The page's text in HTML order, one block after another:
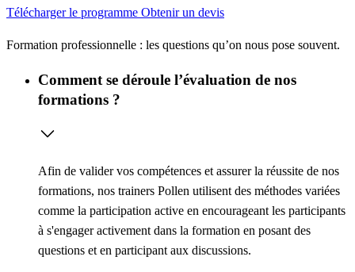
Télécharger le programme Obtenir un devis
Formation professionnelle : les questions qu’on nous pose souvent.
Comment se déroule l’évaluation de nos
formations ?
Afin de valider vos compétences et assurer la réussite de nos
formations, nos trainers Pollen utilisent des méthodes variées
comme la participation active en encourageant les participants
à s'engager activement dans la formation en posant des
questions et en participant aux discussions.